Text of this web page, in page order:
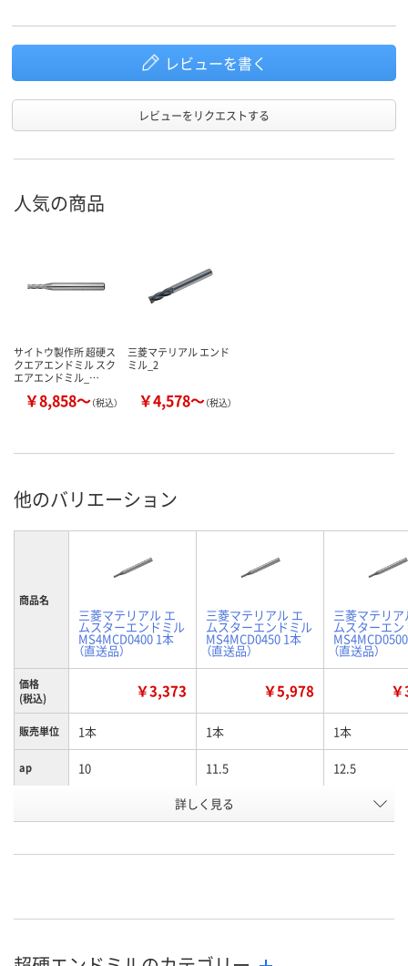
レビューを書く
レビューをリクエストする
人気の商品
サイトウ製作所 超硬ス
クエアエンドミル スク
エアエンドミル_…
￥8,858～（税込）
三菱マテリアル エンド
ミル_2
￥4,578～（税込）
他のバリエーション
商品名
三菱マテリアル エ
ムスターエンドミル
MS4MCD0400 1本
（直送品）
三菱マテリアル エ
ムスターエンドミル
MS4MCD0450 1本
（直送品）
三菱マテリア
ムスターエ
（直送品）
価格
(税込)
￥3,373 ￥5,978
販売単位 1本 1本 1本
ap 10 11.5 12.5
4.5
号
お届け日 8月24日（月）まで 8月24日（月）まで 8月24日（月）
詳しく見る